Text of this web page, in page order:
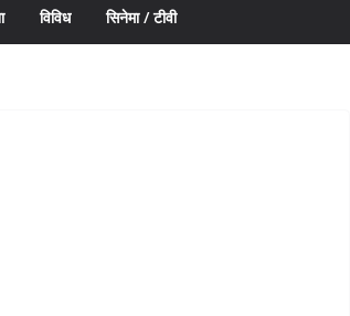
विविध सिनेमा / टीवी